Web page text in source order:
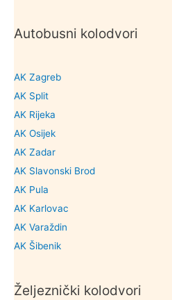
Autobusni kolodvori
AK Zagreb
AK Split
AK Rijeka
AK Osijek
AK Zadar
AK Slavonski Brod
AK Pula
AK Karlovac
AK Varaždin
AK Šibenik
Željeznički kolodvori